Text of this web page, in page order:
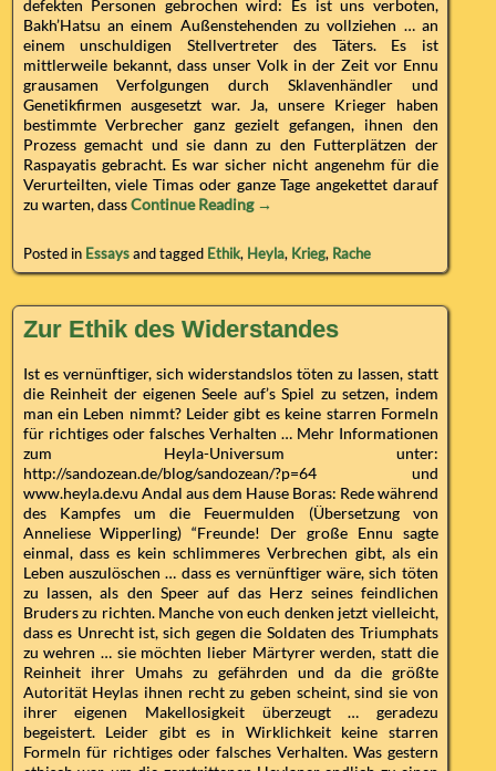
defekten Personen gebrochen wird: Es ist uns verboten,
Bakh’Hatsu an einem Außenstehenden zu vollziehen … an
einem unschuldigen Stellvertreter des Täters. Es ist
mittlerweile bekannt, dass unser Volk in der Zeit vor Ennu
grausamen Verfolgungen durch Sklavenhändler und
Genetikfirmen ausgesetzt war. Ja, unsere Krieger haben
bestimmte Verbrecher ganz gezielt gefangen, ihnen den
Prozess gemacht und sie dann zu den Futterplätzen der
Raspayatis gebracht. Es war sicher nicht angenehm für die
Verurteilten, viele Timas oder ganze Tage angekettet darauf
zu warten, dassContinue Reading →
Posted in Essaysand tagged Ethik, Heyla, Krieg, Rache
Zur Ethik des Widerstandes
Ist es vernünftiger, sich widerstandslos töten zu lassen, statt
die Reinheit der eigenen Seele auf’s Spiel zu setzen, indem
man ein Leben nimmt? Leider gibt es keine starren Formeln
für richtiges oder falsches Verhalten … Mehr Informationen
zum Heyla-Universum unter:
http://sandozean.de/blog/sandozean/?p=64 und
www.heyla.de.vu Andal aus dem Hause Boras: Rede während
des Kampfes um die Feuermulden (Übersetzung von
Anneliese Wipperling) “Freunde! Der große Ennu sagte
einmal, dass es kein schlimmeres Verbrechen gibt, als ein
Leben auszulöschen … dass es vernünftiger wäre, sich töten
zu lassen, als den Speer auf das Herz seines feindlichen
Bruders zu richten. Manche von euch denken jetzt vielleicht,
dass es Unrecht ist, sich gegen die Soldaten des Triumphats
zu wehren … sie möchten lieber Märtyrer werden, statt die
Reinheit ihrer Umahs zu gefährden und da die größte
Autorität Heylas ihnen recht zu geben scheint, sind sie von
ihrer eigenen Makellosigkeit überzeugt … geradezu
begeistert. Leider gibt es in Wirklichkeit keine starren
Formeln für richtiges oder falsches Verhalten. Was gestern